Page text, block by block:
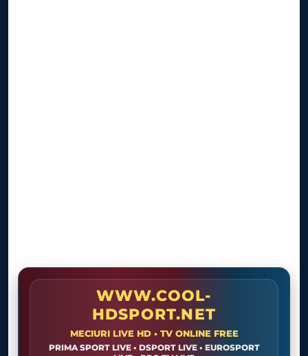
WWW.COOL-
HDSPORT.NET
MECIURI LIVE HD • TV ONLINE FREE
PRIMA SPORT LIVE • DSPORT LIVE • EUROSPORT